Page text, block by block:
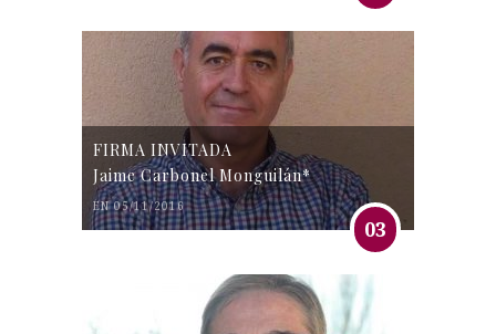
FIRMA INVITADA
Jaime Carbonel Monguilán*
EN 05/11/2016
03